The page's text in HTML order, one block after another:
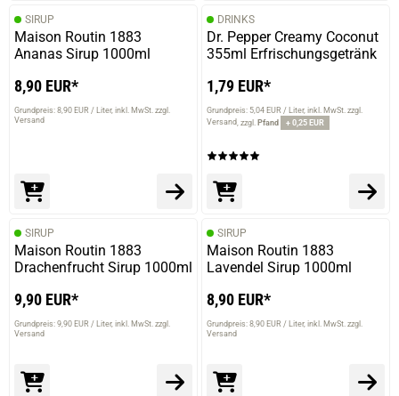
SIRUP
Maison Routin 1883
Ananas Sirup 1000ml
8,90 EUR*
Grundpreis: 8,90 EUR / Liter inkl. MwSt. zzgl.
Versand
DRINKS
Dr. Pepper Creamy Coconut
355ml Erfrischungsgetränk
1,79 EUR*
Grundpreis: 5,04 EUR / Liter inkl. MwSt. zzgl.
Versand zzgl. Pfand + 0,25 EUR
SIRUP
Maison Routin 1883
Drachenfrucht Sirup 1000ml
9,90 EUR*
Grundpreis: 9,90 EUR / Liter inkl. MwSt. zzgl.
Versand
SIRUP
Maison Routin 1883
Lavendel Sirup 1000ml
8,90 EUR*
Grundpreis: 8,90 EUR / Liter inkl. MwSt. zzgl.
Versand